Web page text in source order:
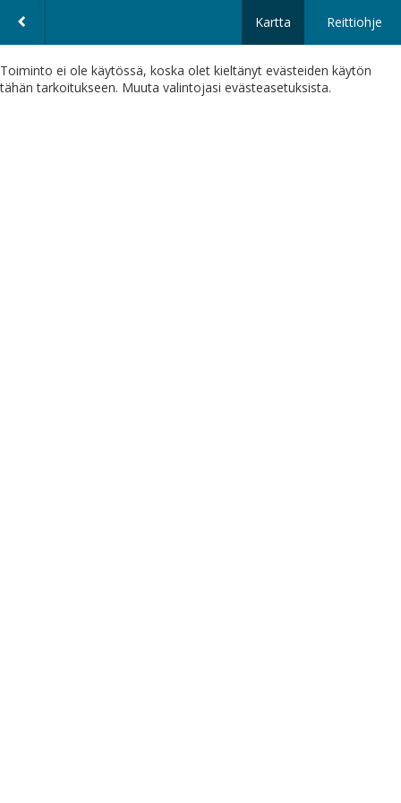
Kartta Reittiohje
Toiminto ei ole käytössä, koska olet kieltänyt evästeiden käytön
tähän tarkoitukseen. Muuta valintojasi evästeasetuksista.